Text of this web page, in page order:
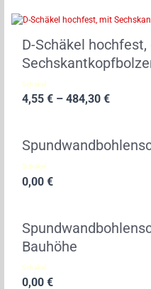
D-Schäkel hochfest,
Schäkel
4,55 €– 484,30 €
Schäkel
Bauhöhe